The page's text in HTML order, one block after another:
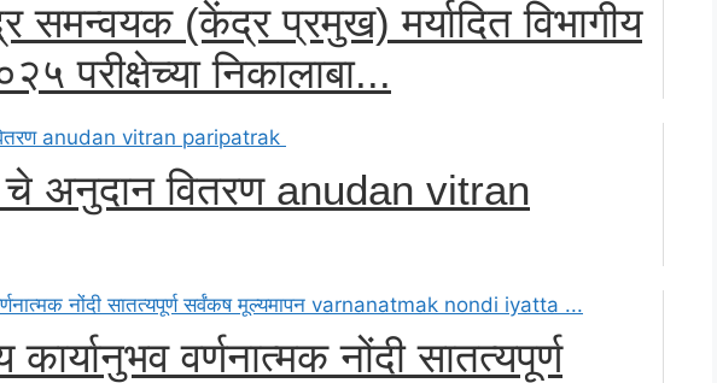
(केंद्र प्रमुख) मर्यादित विभागीय
परीक्षेच्या निकालाबा...
अनुदान वितरण anudan vitran
कार्यानुभव वर्णनात्मक नोंदी सातत्यपूर्ण